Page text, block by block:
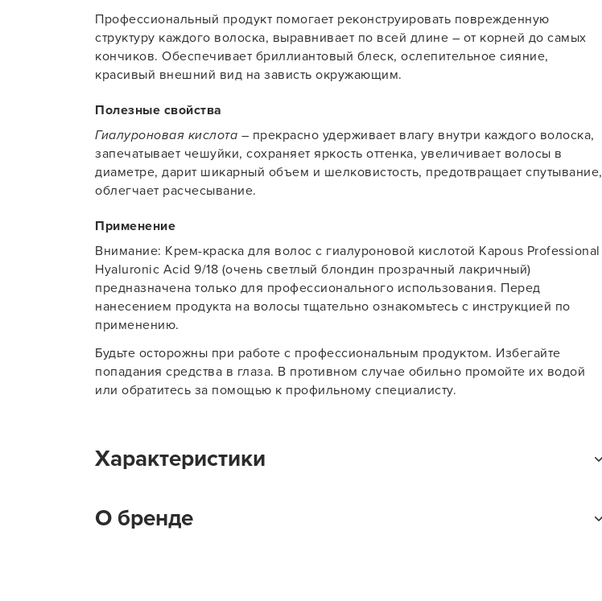
Профессиональный продукт помогает реконструировать поврежденную
структуру каждого волоска, выравнивает по всей длине – от корней до самых
кончиков. Обеспечивает бриллиантовый блеск, ослепительное сияние,
красивый внешний вид на зависть окружающим.
Полезные свойства
Гиалуроновая кислота – прекрасно удерживает влагу внутри каждого волоска,
запечатывает чешуйки, сохраняет яркость оттенка, увеличивает волосы в
диаметре, дарит шикарный объем и шелковистость, предотвращает спутывание,
облегчает расчесывание.
Применение
Внимание: Крем-краска для волос с гиалуроновой кислотой Kapous Professional
Hyaluronic Acid 9/18 (очень светлый блондин прозрачный лакричный)
предназначена только для профессионального использования. Перед
нанесением продукта на волосы тщательно ознакомьтесь с инструкцией по
применению.
Будьте осторожны при работе с профессиональным продуктом. Избегайте
попадания средства в глаза. В противном случае обильно промойте их водой
или обратитесь за помощью к профильному специалисту.
Характеристики
Тип товара
О бренде
смотреть
удобнее и
сейчас!
УСТАНОВЛЮ ПОЗЖЕ